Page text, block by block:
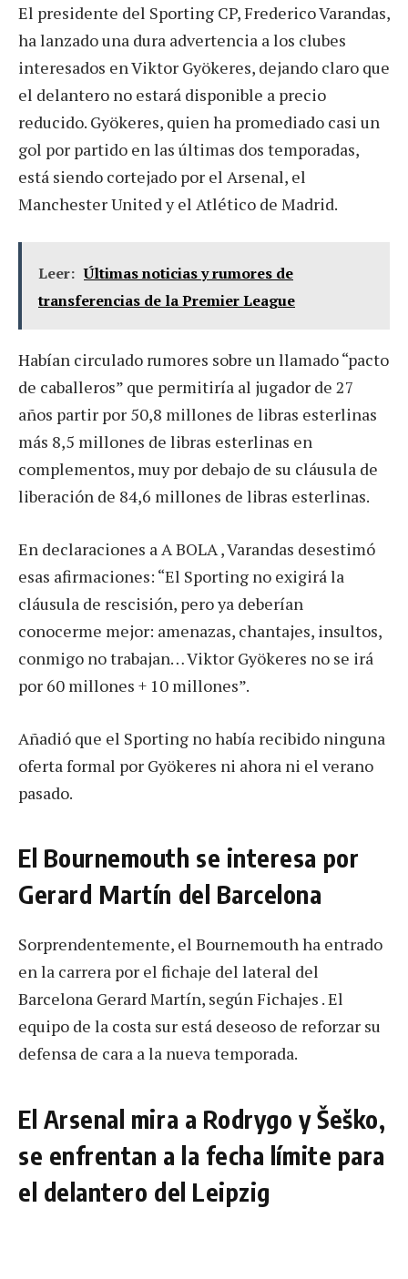
El presidente del Sporting CP, Frederico Varandas,
ha lanzado una dura advertencia a los clubes
interesados en Viktor Gyökeres, dejando claro que
el delantero no estará disponible a precio
reducido. Gyökeres, quien ha promediado casi un
gol por partido en las últimas dos temporadas,
está siendo cortejado por el Arsenal, el
Manchester United y el Atlético de Madrid.
Leer: Últimas noticias y rumores de
transferencias de la Premier League
Habían circulado rumores sobre un llamado “pacto
de caballeros” que permitiría al jugador de 27
años partir por 50,8 millones de libras esterlinas
más 8,5 millones de libras esterlinas en
complementos, muy por debajo de su cláusula de
liberación de 84,6 millones de libras esterlinas.
En declaraciones a A BOLA , Varandas desestimó
esas afirmaciones: “El Sporting no exigirá la
cláusula de rescisión, pero ya deberían
conocerme mejor: amenazas, chantajes, insultos,
conmigo no trabajan… Viktor Gyökeres no se irá
por 60 millones + 10 millones”.
Añadió que el Sporting no había recibido ninguna
oferta formal por Gyökeres ni ahora ni el verano
pasado.
El Bournemouth se interesa por
Gerard Martín del Barcelona
Sorprendentemente, el Bournemouth ha entrado
en la carrera por el fichaje del lateral del
Barcelona Gerard Martín, según Fichajes . El
equipo de la costa sur está deseoso de reforzar su
defensa de cara a la nueva temporada.
El Arsenal mira a Rodrygo y Šeško,
se enfrentan a la fecha límite para
el delantero del Leipzig